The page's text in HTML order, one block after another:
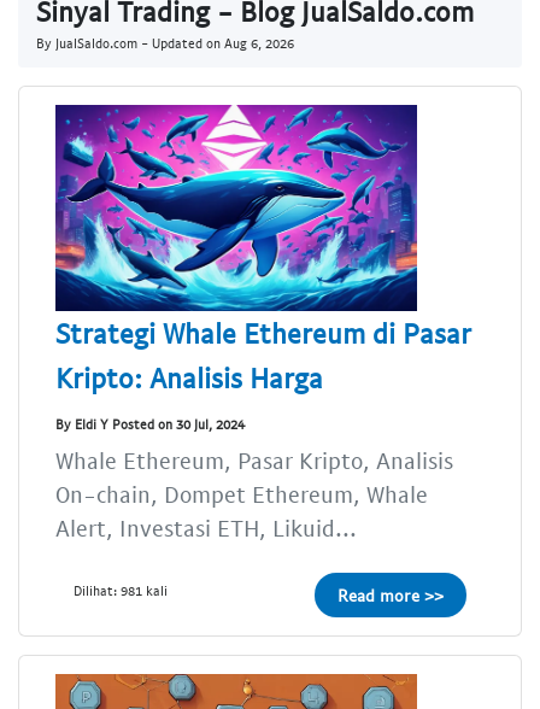
Sinyal Trading - Blog JualSaldo.com
By JualSaldo.com - Updated on Aug 6, 2026
Strategi Whale Ethereum di Pasar
Kripto: Analisis Harga
By Eldi Y Posted on 30 Jul, 2024
Whale Ethereum, Pasar Kripto, Analisis
On-chain, Dompet Ethereum, Whale
Alert, Investasi ETH, Likuid...
Dilihat: 981 kali Read more >>